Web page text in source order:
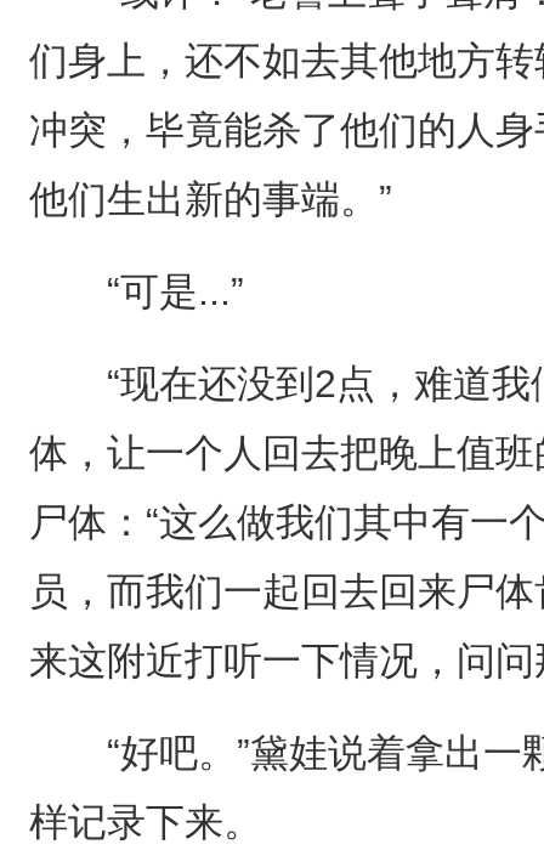
们身上，还不如去其他地方
冲突，毕竟能杀了他们的人
他们生出新的事端。”
“可是...”
“现在还没到2点，难道我
体，让一个人回去把晚上值
尸体：“这么做我们其中有一
员，而我们一起回去回来尸
来这附近打听一下情况，问
“好吧。”黛娃说着拿出一
样记录下来。